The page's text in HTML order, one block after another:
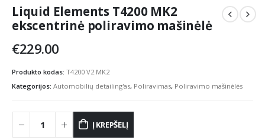
Liquid Elements T4200 MK2
ekscentrinė poliravimo mašinėlė
€229.00
Produkto kodas: T4200 V2 MK2
Kategorijos: Automobilių detailing'as, Poliravimas, Poliravimo mašinėlės
Į KREPŠELĮ